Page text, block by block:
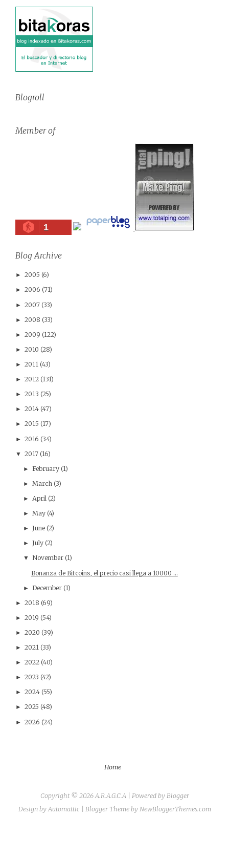
Blogroll
Member of
1
Blog Archive
► 2005 (6)
► 2006 (71)
► 2007 (33)
► 2008 (33)
► 2009 (122)
► 2010 (28)
► 2011 (43)
► 2012 (131)
► 2013 (25)
► 2014 (47)
► 2015 (17)
► 2016 (34)
▼ 2017 (16)
► February (1)
► March (3)
► April (2)
► May (4)
► June (2)
► July (2)
▼ November (1)
Bonanza de Bitcoins, el precio casi llega a 10000 ...
► December (1)
► 2018 (69)
► 2019 (54)
► 2020 (39)
► 2021 (33)
► 2022 (40)
► 2023 (42)
► 2024 (55)
► 2025 (48)
► 2026 (24)
Home
Copyright © 2026 A.R.A.G.C.A | Powered by Blogger
Design by Automattic | Blogger Theme by NewBloggerThemes.com